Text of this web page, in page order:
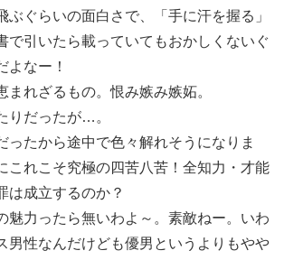
ぶぐらいの面白さで、「手に汗を握る」
で引いたら載っていてもおかしくないぐ
よなー！
まれざるもの。恨み嫉み嫉妬。
りだったが…。
ったから途中で色々解れそうになりま
これこそ究極の四苦八苦！全知力・才能
は成立するのか？
魅力ったら無いわよ～。素敵ねー。いわ
男性なんだけども優男というよりもやや